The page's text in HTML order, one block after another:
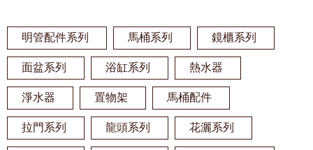
明管配件系列 馬桶系列 鏡櫃系列
面盆系列 浴缸系列 熱水器
淨水器 置物架 馬桶配件
拉門系列 龍頭系列 花灑系列